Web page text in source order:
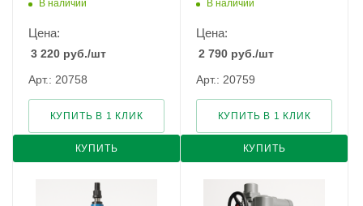
В наличии
Цена:
3 220 руб./шт
Арт.: 20758
КУПИТЬ
КУПИТЬ В 1 КЛИК
В наличии
Цена:
2 790 руб./шт
Арт.: 20759
КУПИТЬ
КУПИТЬ В 1 КЛИК